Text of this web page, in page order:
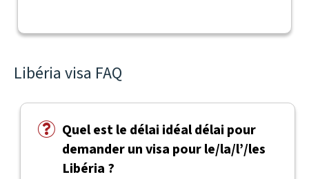
Libéria visa FAQ
Quel est le délai idéal délai pour
demander un visa pour le/la/l’/les
Libéria ?